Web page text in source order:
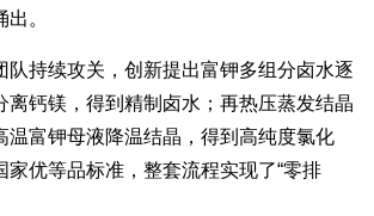
。
持续攻关，创新提出富钾多组分卤水逐
离钙镁，得到精制卤水；再热压蒸发结晶
温富钾母液降温结晶，得到高纯度氯化
家优等品标准，整套流程实现了“零排